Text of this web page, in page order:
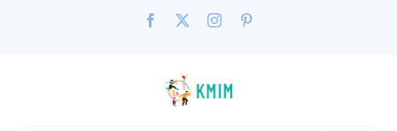
Facebook Instagram